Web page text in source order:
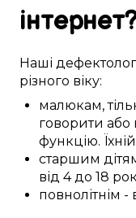
інтернет
Наші
різного віку:
малюкам,
говорити або
функцію.
старшим
від 4 до 18
повнолітнім -